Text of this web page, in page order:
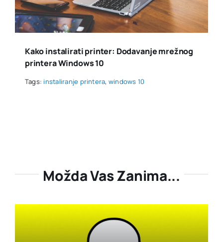
Kako instalirati printer: Dodavanje mrežnog
printera Windows 10
Tags: instaliranje printera, windows 10
Možda Vas Zanima...